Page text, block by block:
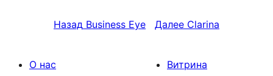
Назад Business Eye Далее Clarina
О нас
Витрина